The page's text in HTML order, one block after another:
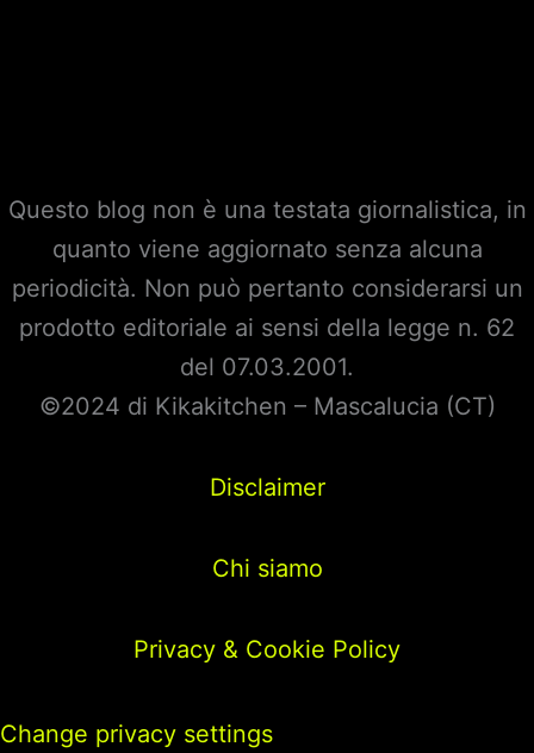
Questo blog non è una testata giornalistica, in
quanto viene aggiornato senza alcuna
periodicità. Non può pertanto considerarsi un
prodotto editoriale ai sensi della legge n. 62
del 07.03.2001.
©2024 di Kikakitchen – Mascalucia (CT)
Disclaimer
Chi siamo
Privacy & Cookie Policy
Change privacy settings